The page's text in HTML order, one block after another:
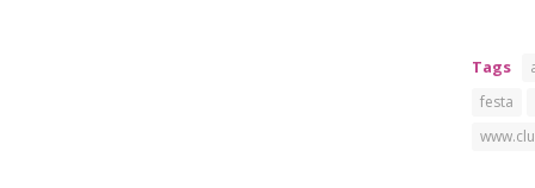
Tags
festa